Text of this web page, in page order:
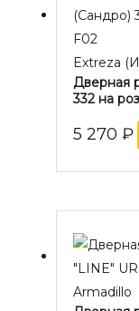
Extreza
Дверная
332 на
5 270 ₽
Armadillo